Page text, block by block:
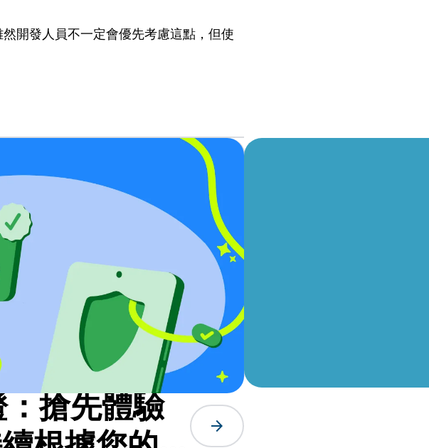
開發人員不一定會優先考慮這點，但使
搶先體驗
arrow_forward